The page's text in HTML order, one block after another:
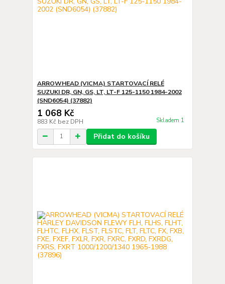
ARROWHEAD (VICMA) STARTOVACÍ RELÉ
SUZUKI DR, GN, GS, LT, LT-F 125-1150 1984-2002
(SND6054) (37882)
1 068 Kč
883 Kč bez DPH Skladem 1
Přidat do košíku